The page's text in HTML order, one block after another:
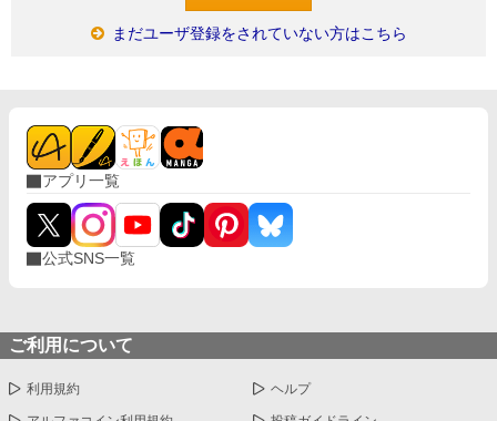
まだユーザ登録をされていない方はこちら
アプリ一覧
公式SNS一覧
ご利用について
利用規約 ヘルプ